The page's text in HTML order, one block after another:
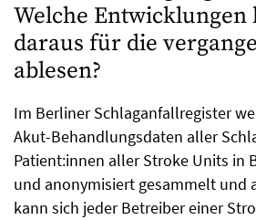
Welche Entwicklungen
daraus für die
ablesen?
Im Berliner Schlaganfallregister
Akut-Behandlungsdaten aller
Patient:innen aller Stroke Units in
und anonymisiert gesammelt und
kann sich jeder Betreiber einer